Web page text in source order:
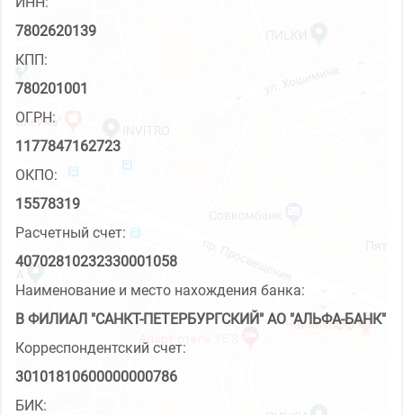
7802620139
КПП:
780201001
ОГРН:
1177847162723
ОКПО:
15578319
Расчетный счет:
40702810232330001058
Наименование и место нахождения банка:
В ФИЛИАЛ "САНКТ-ПЕТЕРБУРГСКИЙ" АО "АЛЬФА-БАНК"
Корреспондентский счет:
30101810600000000786
БИК: